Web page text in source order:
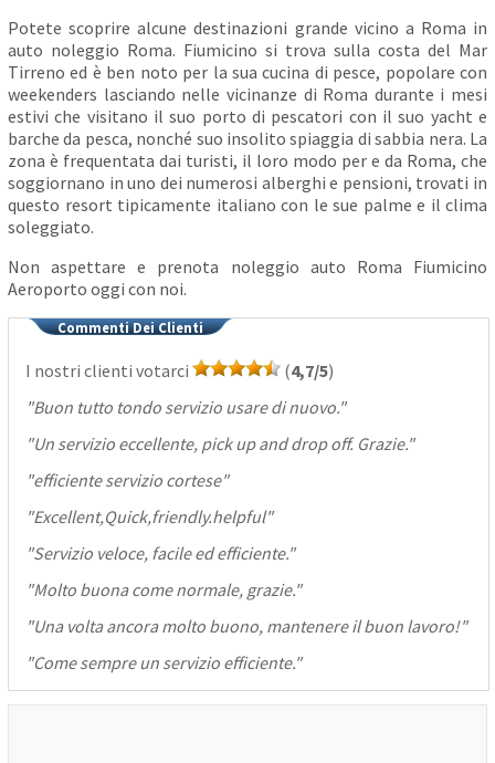
Potete scoprire alcune destinazioni grande vicino a Roma in
auto noleggio Roma. Fiumicino si trova sulla costa del Mar
Tirreno ed è ben noto per la sua cucina di pesce, popolare con
weekenders lasciando nelle vicinanze di Roma durante i mesi
estivi che visitano il suo porto di pescatori con il suo yacht e
barche da pesca, nonché suo insolito spiaggia di sabbia nera. La
zona è frequentata dai turisti, il loro modo per e da Roma, che
soggiornano in uno dei numerosi alberghi e pensioni, trovati in
questo resort tipicamente italiano con le sue palme e il clima
soleggiato.
Non aspettare e prenota noleggio auto Roma Fiumicino
Aeroporto oggi con noi.
Commenti Dei Clienti
I nostri clienti votarci (4,7/5)
"Buon tutto tondo servizio usare di nuovo."
"Un servizio eccellente, pick up and drop off. Grazie."
"efficiente servizio cortese"
"Excellent,Quick,friendly.helpful"
"Servizio veloce, facile ed efficiente."
"Molto buona come normale, grazie."
"Una volta ancora molto buono, mantenere il buon lavoro!"
"Come sempre un servizio efficiente."